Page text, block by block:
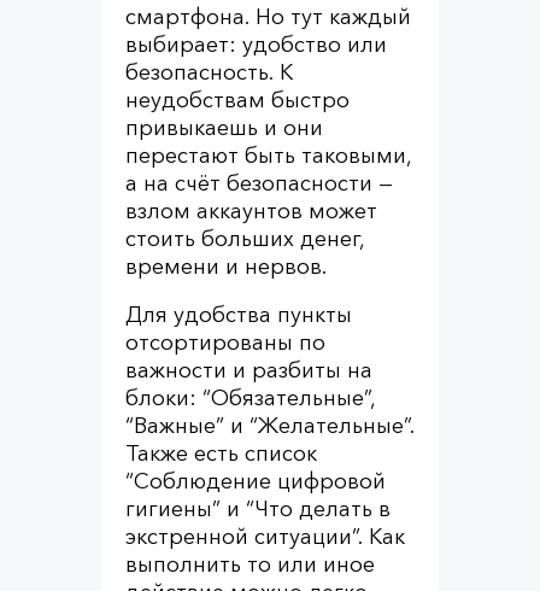
смартфона. Но тут каждый
выбирает: удобство или
безопасность. К
неудобствам быстро
привыкаешь и они
перестают быть таковыми,
а на счёт безопасности —
взлом аккаунтов может
стоить больших денег,
времени и нервов.
Для удобства пункты
отсортированы по
важности и разбиты на
блоки: “Обязательные”,
“Важные” и “Желательные”.
Также есть список
“Соблюдение цифровой
гигиены” и “Что делать в
экстренной ситуации”. Как
выполнить то или иное